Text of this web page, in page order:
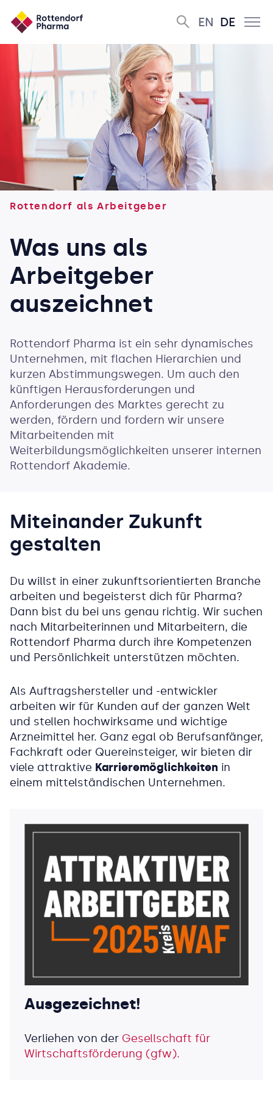
EN DE
Rottendorf als Arbeitgeber
Was uns als
Arbeitgeber
auszeichnet
Rottendorf Pharma ist ein sehr dynamisches
Unternehmen, mit flachen Hierarchien und
kurzen Abstimmungswegen. Um auch den
künftigen Herausforderungen und
Anforderungen des Marktes gerecht zu
werden, fördern und fordern wir unsere
Mitarbeitenden mit
Weiterbildungsmöglichkeiten unserer internen
Rottendorf Akademie.
Miteinander Zukunft
gestalten
Du willst in einer zukunftsorientierten Branche
arbeiten und begeisterst dich für Pharma?
Dann bist du bei uns genau richtig. Wir suchen
nach Mitarbeiterinnen und Mitarbeitern, die
Rottendorf Pharma durch ihre Kompetenzen
und Persönlichkeit unterstützen möchten.
Als Auftragshersteller und -entwickler
arbeiten wir für Kunden auf der ganzen Welt
und stellen hochwirksame und wichtige
Arzneimittel her. Ganz egal ob Berufsanfänger,
Fachkraft oder Quereinsteiger, wir bieten dir
viele attraktive Karrieremöglichkeiten in
einem mittelständischen Unternehmen.
Ausgezeichnet!
Verliehen von der Gesellschaft für
Wirtschaftsförderung (gfw).